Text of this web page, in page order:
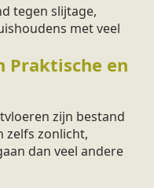
tegen slijtage,
met veel
Praktische en
zijn bestand
zelfs zonlicht,
dan veel andere